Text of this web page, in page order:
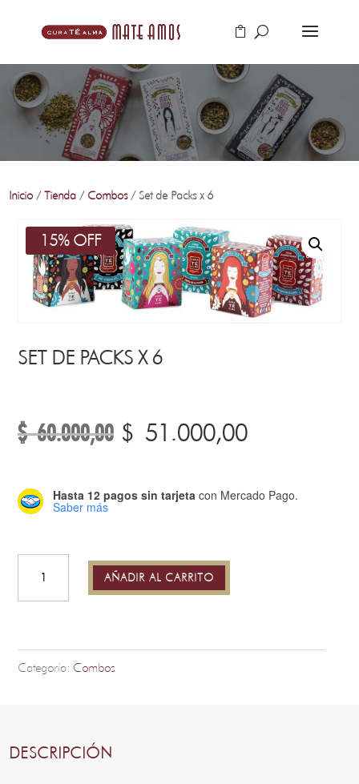
Inicio /Tienda / Combos/ Set de Packs x 6
15% OFF
SET DE PACKS X 6
$60.000,00 El
precio
era:
$ 60.000,00.
$51.000,00El
es:
$
Hasta 12 pagos sin tarjetacon Mercado Pago.
Saber más
Packs
AÑADIR AL CARRITO
Categoría: Combos
DESCRIPCIÓN